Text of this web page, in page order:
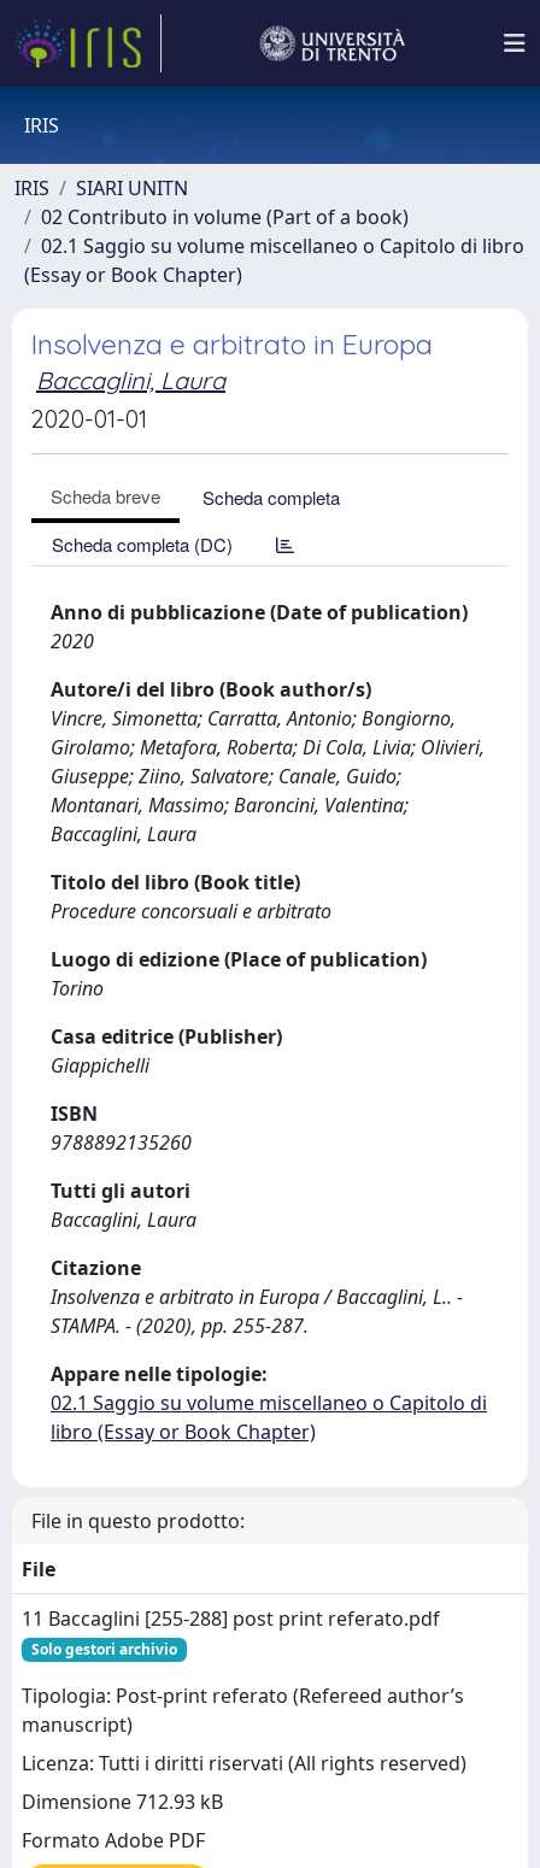
IRIS
IRIS
SIARI UNITN
02 Contributo in volume (Part of a book)
02.1 Saggio su volume miscellaneo o Capitolo di libro
(Essay or Book Chapter)
Insolvenza e arbitrato in Europa
Baccaglini, Laura
2020-01-01
Scheda breve
Scheda completa
Scheda completa (DC)
Anno di pubblicazione (Date of publication)
2020
Autore/i del libro (Book author/s)
Vincre, Simonetta; Carratta, Antonio; Bongiorno,
Girolamo; Metafora, Roberta; Di Cola, Livia; Olivieri,
Giuseppe; Ziino, Salvatore; Canale, Guido;
Montanari, Massimo; Baroncini, Valentina;
Baccaglini, Laura
Titolo del libro (Book title)
Procedure concorsuali e arbitrato
Luogo di edizione (Place of publication)
Torino
Casa editrice (Publisher)
Giappichelli
ISBN
9788892135260
Tutti gli autori
Baccaglini, Laura
Citazione
Insolvenza e arbitrato in Europa / Baccaglini, L.. -
STAMPA. - (2020), pp. 255-287.
Appare nelle tipologie:
02.1 Saggio su volume miscellaneo o Capitolo di
libro (Essay or Book Chapter)
File in questo prodotto:
File
11 Baccaglini [255-288] post print referato.pdf
Solo gestori archivio
Tipologia: Post-print referato (Refereed author’s
manuscript)
Licenza: Tutti i diritti riservati (All rights reserved)
Dimensione 712.93 kB
Formato Adobe PDF